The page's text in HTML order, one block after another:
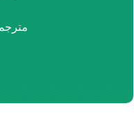
مترجمة